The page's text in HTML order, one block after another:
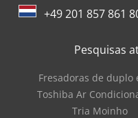
+49 201 857 861
Pesquisas
Fresadoras de duplo
Toshiba Ar
Tria Moinho